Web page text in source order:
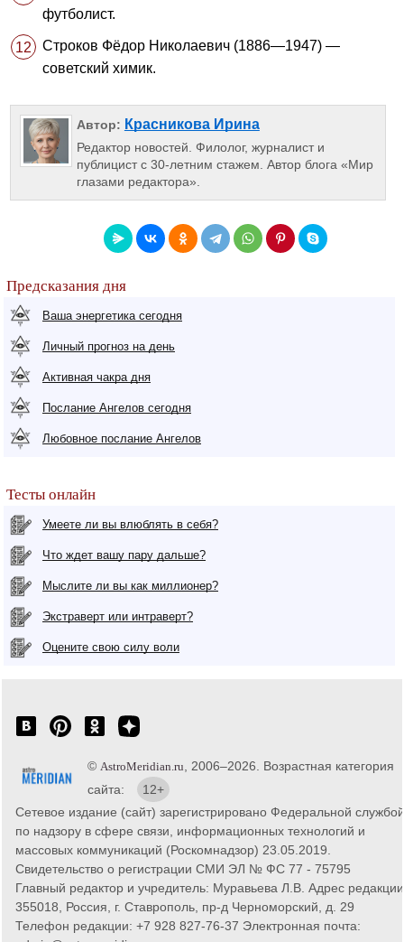
футболист.
Строков Фёдор Николаевич (1886—1947) —
советский химик.
Автор: Красникова Ирина
Редактор новостей. Филолог, журналист и
публицист с 30-летним стажем. Автор блога «Мир
глазами редактора».
Предсказания дня
Ваша энергетика сегодня
Личный прогноз на день
Активная чакра дня
Послание Ангелов сегодня
Любовное послание Ангелов
Тесты онлайн
Умеете ли вы влюблять в себя?
Что ждет вашу пару дальше?
Мыслите ли вы как миллионер?
Экстраверт или интраверт?
Оцените свою силу воли
© AstroMeridian.ru , 2006–2026. Возрастная категория
сайта:
12+
Сетевое издание (сайт) зарегистрировано Федеральной службой
по надзору в сфере связи, информационных технологий и
массовых коммуникаций (Роскомнадзор) 23.05.2019.
Свидетельство о регистрации СМИ ЭЛ № ФС 77 - 75795
Главный редактор и учредитель: Муравьева Л.В. Адрес
355018, Россия, г. Ставрополь, пр-д Черноморский, д. 29
Телефон редакции: +7 928 827-76-37 Электронная почта: